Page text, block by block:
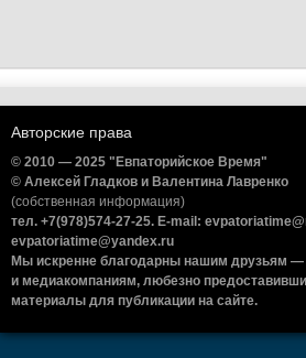
Авторские права
© 2010 — 2025 "Евпаторийское Время"
© Алексей Гладков и Валентина Лавренко
(собственная информация)
тел. +7(978)574-27-25. E-mail:
evpatoriatime@yandex.ru
Мы искренне благодарны нашим друзьям —
и медиакомпаниям, любезно
материалы для публикации на сайте.